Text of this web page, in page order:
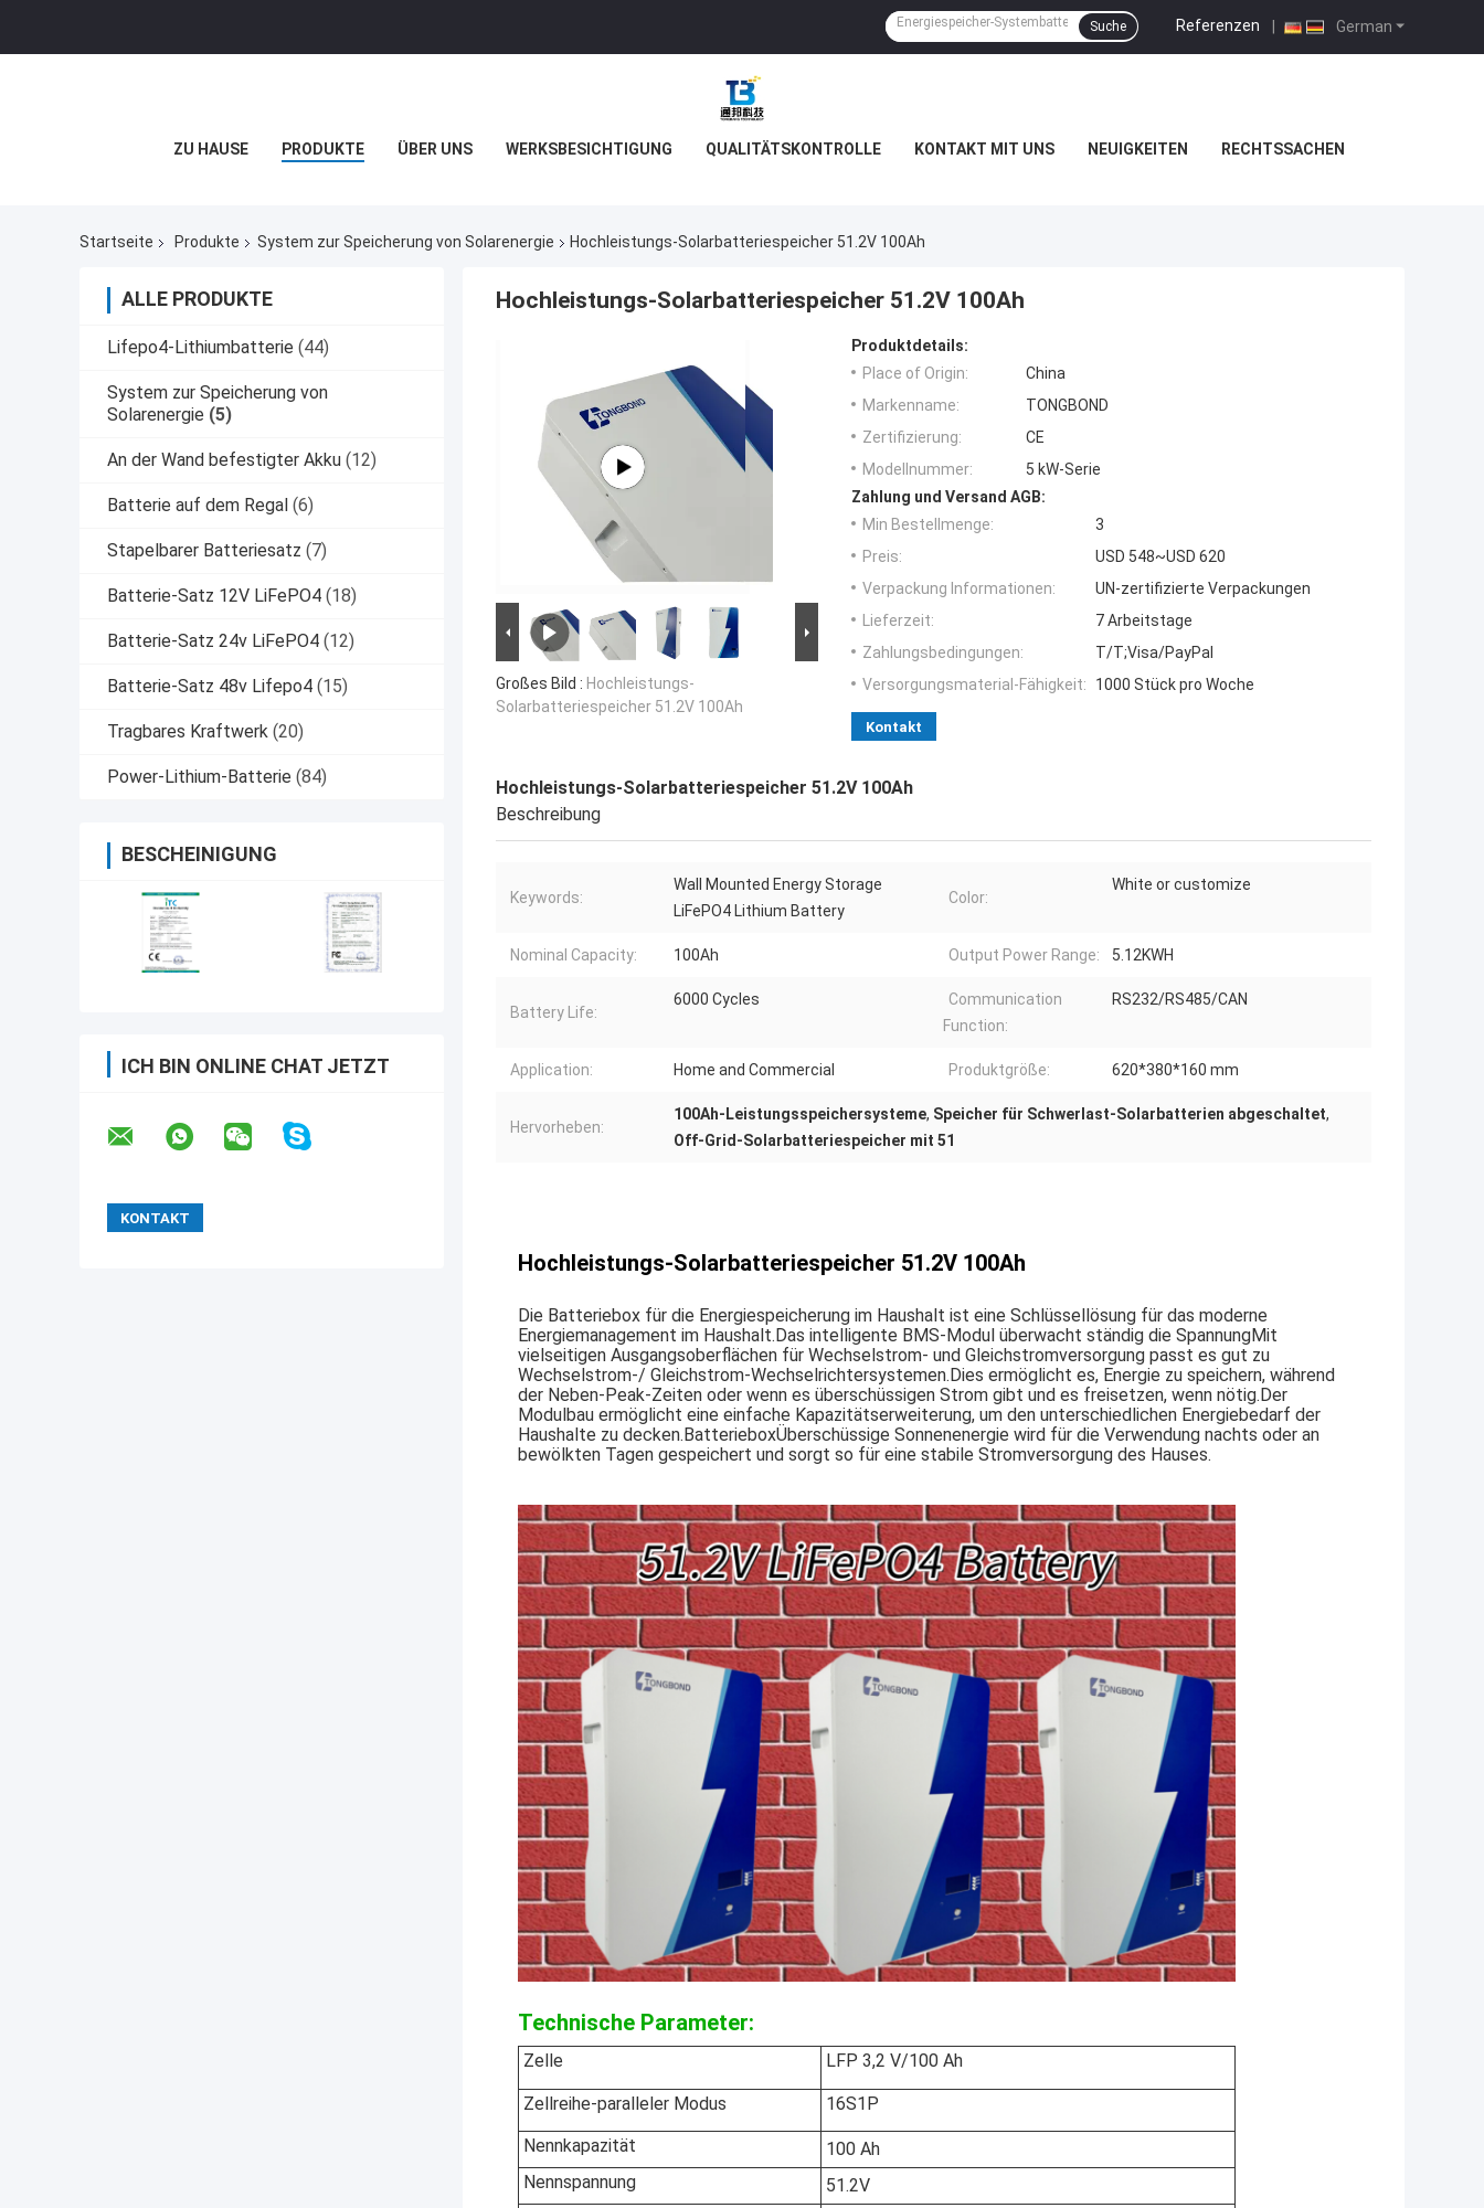
German
Referenzen |
Suche
ZU HAUSE PRODUKTE ÜBER UNS WERKSBESICHTIGUNG QUALITÄTSKONTROLLE KONTAKT MIT UNS NEUIGKEITEN RECHTSSACHEN
Startseite Produkte System zur Speicherung von Solarenergie Hochleistungs-Solarbatteriespeicher 51.2V 100Ah
ALLE PRODUKTE
Lifepo4-Lithiumbatterie (44)
System zur Speicherung von
Solarenergie (5)
An der Wand befestigter Akku (12)
Batterie auf dem Regal (6)
Stapelbarer Batteriesatz (7)
Batterie-Satz 12V LiFePO4 (18)
Batterie-Satz 24v LiFePO4 (12)
Batterie-Satz 48v Lifepo4 (15)
Tragbares Kraftwerk (20)
Power-Lithium-Batterie (84)
BESCHEINIGUNG
ICH BIN ONLINE CHAT JETZT
Hochleistungs-Solarbatteriespeicher 51.2V 100Ah
Großes Bild : Hochleistungs-
Solarbatteriespeicher 51.2V 100Ah
Produktdetails:
Place of Origin:
China
Markenname:
TONGBOND
Zertifizierung:
CE
Modellnummer:
5 kW-Serie
Zahlung und Versand AGB:
Min Bestellmenge:
3
Preis:
USD 548~USD 620
Verpackung Informationen:
UN-zertifizierte Verpackungen
Lieferzeit:
7 Arbeitstage
Zahlungsbedingungen:
T/T;Visa/PayPal
Versorgungsmaterial-Fähigkeit:
1000 Stück pro Woche
Kontakt
Hochleistungs-Solarbatteriespeicher 51.2V 100Ah
Beschreibung
Keywords:
Wall Mounted Energy Storage
LiFePO4 Lithium Battery
Color:
White or customize
Nominal Capacity: 100Ah Output Power Range: 5.12KWH
Battery Life:
6000 Cycles
Communication
Function:
RS232/RS485/CAN
Application: Home and Commercial Produktgröße: 620*380*160 mm
Hervorheben:
100Ah-Leistungsspeichersysteme, Speicher für Schwerlast-Solarbatterien abgeschaltet,
Off-Grid-Solarbatteriespeicher mit 51
Hochleistungs-Solarbatteriespeicher 51.2V 100Ah
Die Batteriebox für die Energiespeicherung im Haushalt ist eine Schlüssellösung für das moderne
Energiemanagement im Haushalt.Das intelligente BMS-Modul überwacht ständig die SpannungMit
vielseitigen Ausgangsoberflächen für Wechselstrom- und Gleichstromversorgung passt es gut zu
Wechselstrom-/ Gleichstrom-Wechselrichtersystemen.Dies ermöglicht es, Energie zu speichern, während
der Neben-Peak-Zeiten oder wenn es überschüssigen Strom gibt und es freisetzen, wenn nötig.Der
Modulbau ermöglicht eine einfache Kapazitätserweiterung, um den unterschiedlichen Energiebedarf der
Haushalte zu decken.BatterieboxÜberschüssige Sonnenenergie wird für die Verwendung nachts oder an
bewölkten Tagen gespeichert und sorgt so für eine stabile Stromversorgung des Hauses.
Technische Parameter:
Zelle LFP 3,2 V/100 Ah
Zellreihe-paralleler Modus
16S1P
Nennkapazität
100 Ah
Nennspannung
51.2V